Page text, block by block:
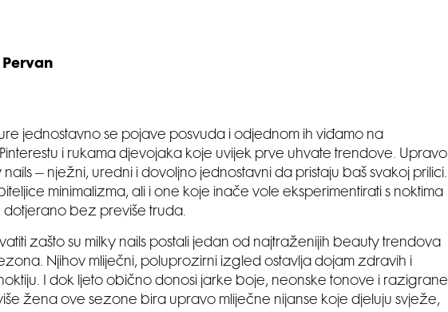
Pervan
jednostavno se pojave posvuda i odjednom ih viđamo na
Pinterestu i rukama djevojaka koje uvijek prve uhvate trendove. Upravo
nails – nježni, uredni i dovoljno jednostavni da pristaju baš svakoj prilici.
minimalizma, ali i one koje inače vole eksperimentirati s noktima
dotjerano bez previše truda.
zašto su milky nails postali jedan od najtraženijih beauty trendova
Njihov mliječni, poluprozirni izgled ostavlja dojam zdravih i
I dok ljeto obično donosi jarke boje, neonske tonove i razigrane
žena ove sezone bira upravo mliječne nijanse koje djeluju svježe,